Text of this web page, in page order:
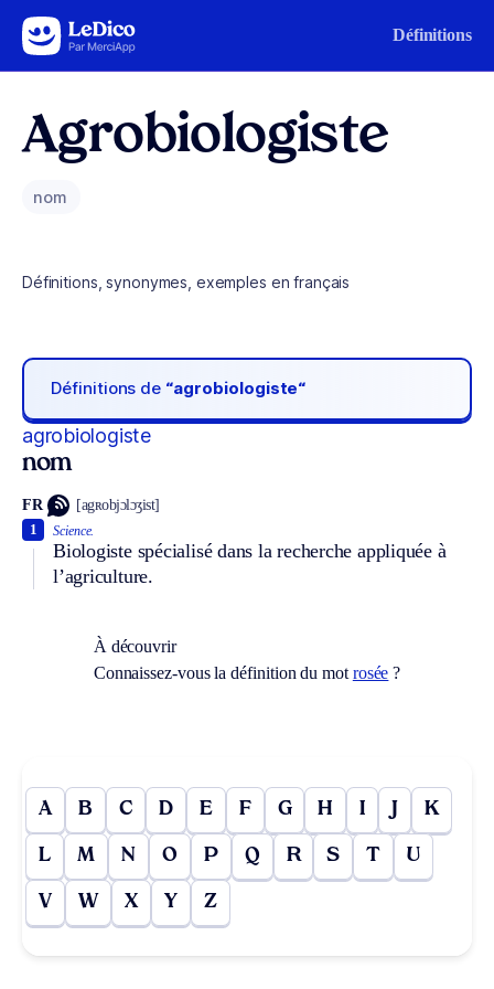
Aller au contenu Définitions
Agrobiologiste
nom
Définitions, synonymes, exemples en français
Définitions de “agrobiologiste“
agrobiologiste
nom
FR [agʀobjɔlɔʒist]
Science.
Biologiste spécialisé dans la recherche appliquée à
l’agriculture.
1
À découvrir
Connaissez-vous la définition du mot rosée ?
A B C D E F G H I J K
L M N O P Q R S T U
V W X Y Z